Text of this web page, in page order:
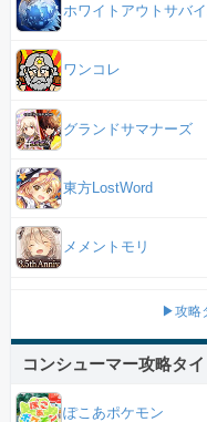
ホワイトアウトサバ
ワンコレ
グランドサマナーズ
東方LostWord
メメントモリ
▶攻略
コンシューマー攻略タ
ぽこあポケモン